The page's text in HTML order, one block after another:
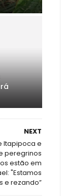
NEXT
Itapipoca e
peregrinos
estão em
"Estamos
e rezando”